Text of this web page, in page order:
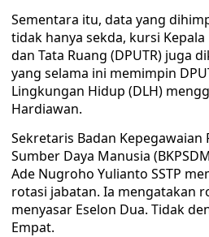
Sementara itu, data yang
tidak hanya sekda, kursi
dan Tata Ruang (DPUTR) juga
yang selama ini memimpin
Lingkungan Hidup (DLH)
Hardiawan.
Sekretaris Badan Kepegawaian
Sumber Daya Manusia
Ade Nugroho Yulianto SSTP
rotasi jabatan. Ia mengatakan
menyasar Eselon Dua. Tidak
Empat.